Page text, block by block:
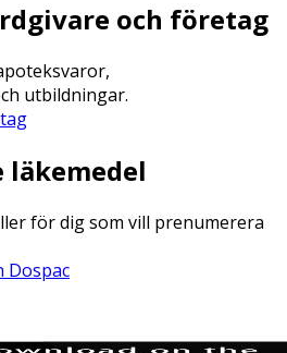
och företag
utbildningar.
läkemedel
för dig som vill prenumerera
Dospac